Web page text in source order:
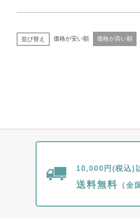
並び替え 価格が安い順 価格が高い順
10,000円(税込)
送料無料 （全